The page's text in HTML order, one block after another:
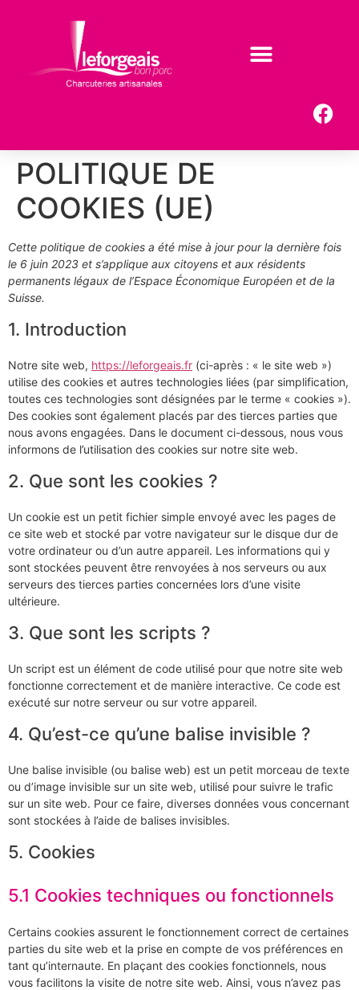
POLITIQUE DE
COOKIES (UE)
Cette politique de cookies a été mise à jour pour la dernière fois
le 6 juin 2023 et s’applique aux citoyens et aux résidents
permanents légaux de l’Espace Économique Européen et de la
Suisse.
1. Introduction
Notre site web, https://leforgeais.fr (ci-après : « le site web »)
utilise des cookies et autres technologies liées (par simplification,
toutes ces technologies sont désignées par le terme « cookies »).
Des cookies sont également placés par des tierces parties que
nous avons engagées. Dans le document ci-dessous, nous vous
informons de l’utilisation des cookies sur notre site web.
2. Que sont les cookies ?
Un cookie est un petit fichier simple envoyé avec les pages de
ce site web et stocké par votre navigateur sur le disque dur de
votre ordinateur ou d’un autre appareil. Les informations qui y
sont stockées peuvent être renvoyées à nos serveurs ou aux
serveurs des tierces parties concernées lors d’une visite
ultérieure.
3. Que sont les scripts ?
Un script est un élément de code utilisé pour que notre site web
fonctionne correctement et de manière interactive. Ce code est
exécuté sur notre serveur ou sur votre appareil.
4. Qu’est-ce qu’une balise invisible ?
Une balise invisible (ou balise web) est un petit morceau de texte
ou d’image invisible sur un site web, utilisé pour suivre le trafic
sur un site web. Pour ce faire, diverses données vous concernant
sont stockées à l’aide de balises invisibles.
5. Cookies
5.1 Cookies techniques ou fonctionnels
Certains cookies assurent le fonctionnement correct de certaines
parties du site web et la prise en compte de vos préférences en
tant qu’internaute. En plaçant des cookies fonctionnels, nous
vous facilitons la visite de notre site web. Ainsi, vous n’avez pas